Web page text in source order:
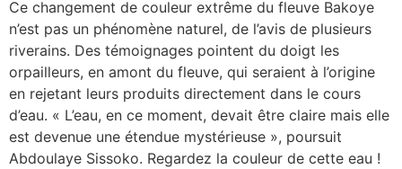
Ce changement de couleur extrême du fleuve Bakoye
n’est pas un phénomène naturel, de l’avis de plusieurs
riverains. Des témoignages pointent du doigt les
orpailleurs, en amont du fleuve, qui seraient à l’origine
en rejetant leurs produits directement dans le cours
d’eau. « L’eau, en ce moment, devait être claire mais elle
est devenue une étendue mystérieuse », poursuit
Abdoulaye Sissoko. Regardez la couleur de cette eau !